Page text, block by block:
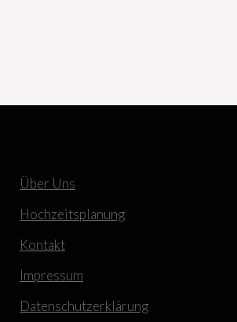
Über Uns
Hochzeitsplanung
Kontakt
Impressum
Datenschutzerklärung